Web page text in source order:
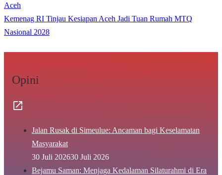
Aceh
Kemenag RI Tinjau Kesiapan Aceh Jadi Tuan Rumah MTQ
Nasional 2028
Opini
Jalan Rusak di Simeulue: Ancaman bagi Keselamatan
Masyarakat
30 Juli 202630 Juli 2026
Bejamu Saman: Menjaga Kedalaman Silaturahmi di Era